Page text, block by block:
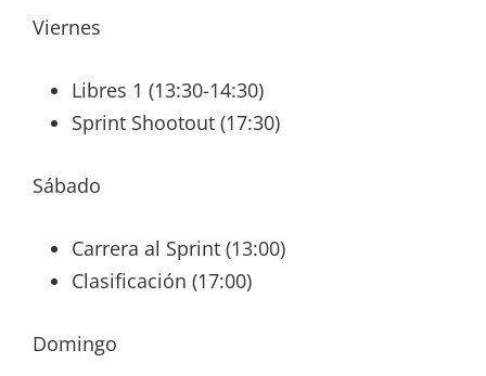
Viernes
Libres 1 (13:30-14:30)
Sprint Shootout (17:30)
Sábado
Carrera al Sprint (13:00)
Clasificación (17:00)
Domingo